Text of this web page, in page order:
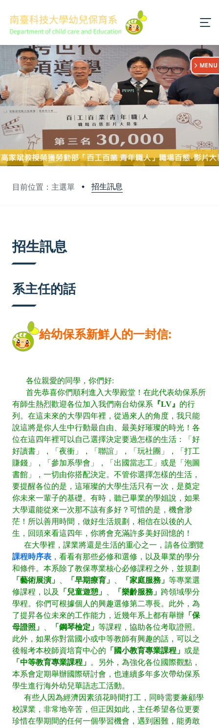
目前位置：主選單 招生訊息
:::
MENU
招生訊息
系主任的話
給幼保系新鮮人的一封信:
各位親愛的同學，你們好:
首先恭喜你們順利進入大學殿堂！在此代表幼保系所
有師生熱烈歡迎各位加入我們南台幼保系 『LV』 的行
列。在這未來的大學四年裡，從過來人的角度，我只能
說這將是你人生中行動最自由、最美好璀璨的時光！各
位在這四年裡可以自己選擇決定要過怎樣的生活：「好
好讀書」，「夜衝」，「聯誼」，「玩社團」，「打工
賺錢」，「參加系學會」，「出國當志工」或是「泡圖
書館」，一切由你搭配決定。不管你選擇怎樣的生活，
要提醒各位的是，這璀璨的大學生活只有一次，是奠定
你未來一輩子的基礎。有時，聽已畢業的學姐說，如果
大學還能從來一次那不該有多好？可惜的是，機會渺
茫！所以善用時間，做好生活規劃，相信在以後的人
生，回頭來看這四年，你將會充滿許多美好回憶的！
在大學裡，課業將還是生活的重心之一，請各位瀏覽
課程時序表 ，看看有那些必修和選修，以及畢業的學分
和條件。本系除了教保專業核心必修課程之外，並規劃
「藝術展演」 、 「早期療育」 、 「家庭服務」 等專業選
修課程，以及
「兒童遊憩」 、 「樂齡服務」 跨領域學分
學程。你們可根據個人的興趣選修第二專長。此外，為
了提昇各位未來的工作能力，近幾年系上都有舉辦 「保
母證照」 、 「鋼琴檢定」 等課程，協助各位考取證照。
此外，如果你對當國小或中等教師有興趣的話，可以之
後報考本校師資培育中心的 「國小教育專業課程」 或是
「中等教育專業課程」 。另外，為強化各位國際觀點，
本系會定期舉辦國際研討會，也連續多年多次帶幼保系
學生進行海外幼兒華語志工活動。
有些人因為經濟因素須花時間打工，同時需要兼顧學
校課業，非常地辛苦，但正因如此，主任希望各位更要
珍惜在學期間的任何一個學習機會，遇到困難，能勇敢